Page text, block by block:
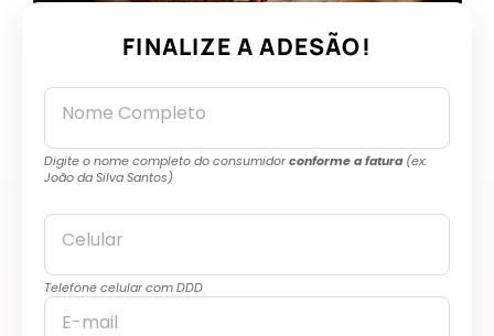
FINALIZE A ADESÃO!
Nome Completo
Digite o nome completo do consumidorconforme a fatura(ex:
João da Silva Santos)
Celular
Telefone celular com DDD
E-mail